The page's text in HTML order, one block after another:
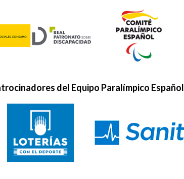
del Equipo Paralímpico Español